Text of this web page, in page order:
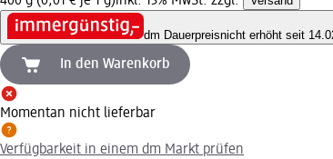
dm Dauerpreisnicht erhöht seit
In den Warenkorb
Momentan nicht lieferbar
Verfügbarkeit in einem dm Markt prüfen